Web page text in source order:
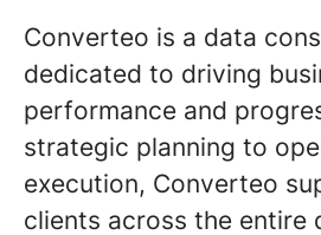
Converteo is a data
dedicated to driving
performance and
strategic planning to
execution, Converteo
clients across the entire